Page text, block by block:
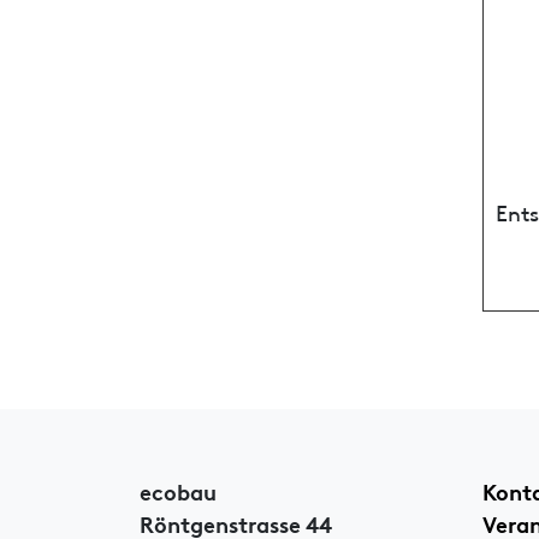
ecobau
Röntgenstrasse 44